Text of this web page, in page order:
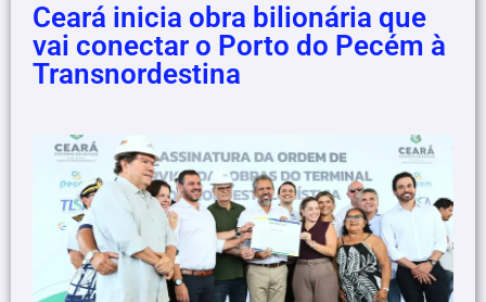
Ceará inicia obra bilionária que
vai conectar o Porto do Pecém à
Transnordestina